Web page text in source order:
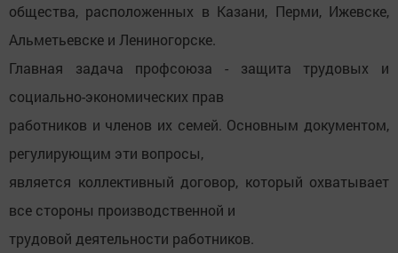
общества, расположенных в Казани, Перми, Ижевске,
Альметьевске и Лениногорске.
Главная задача профсоюза - защита трудовых и
социально-экономических прав
работников и членов их семей. Основным документом,
регулирующим эти вопросы,
является коллективный договор, который охватывает
все стороны производственной и
трудовой деятельности работников.